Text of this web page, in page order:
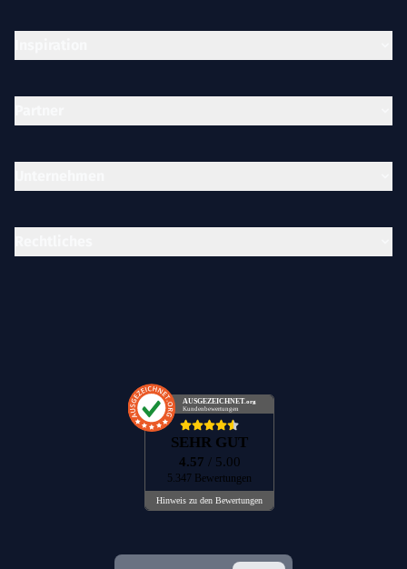
AUSGEZEICHNET .org
Kundenbewertungen
SEHR GUT
4.57 / 5.00
5.347 Bewertungen
Hinweis zu den Bewertungen